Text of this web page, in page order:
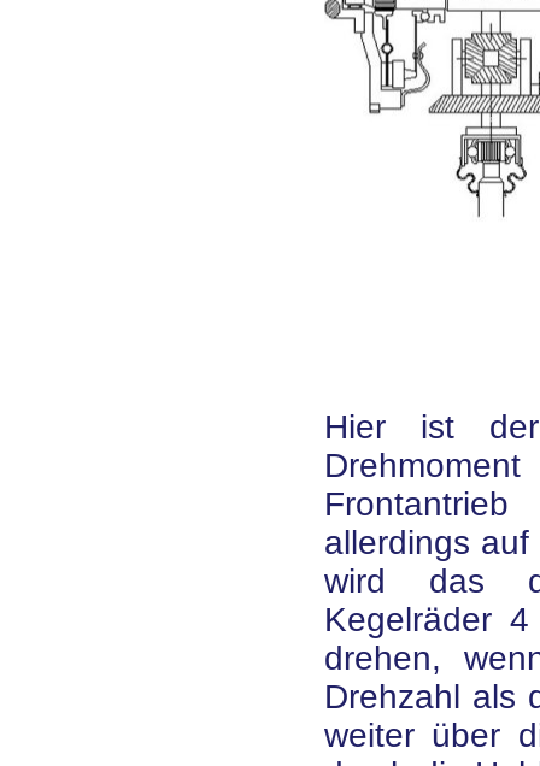
Hier ist
allerdings
wird das
Kegelräder
drehen,
Drehzahl als
weiter über